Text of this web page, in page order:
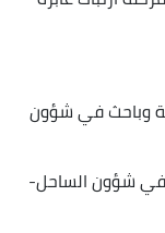
وباحث في شؤون
شؤون الساحل-